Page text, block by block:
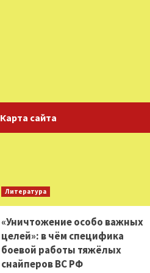
Карта сайта
Литература
«Уничтожение особо важных
целей»: в чём специфика
боевой работы тяжёлых
снайперов ВС РФ